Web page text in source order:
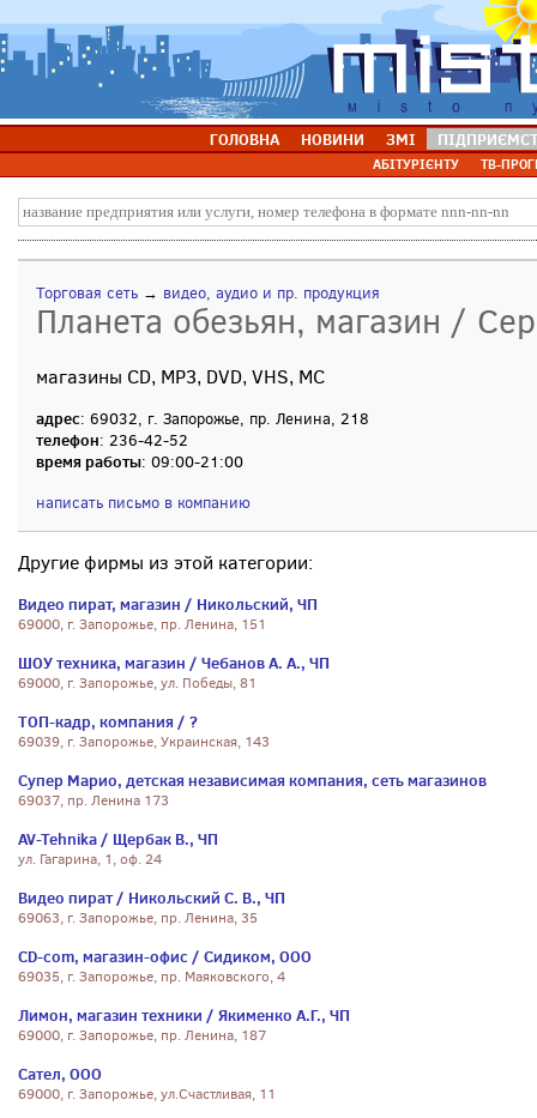
ГОЛОВНА НОВИНИ ЗМІ
АБІТУРІЄНТУ ТВ-
Торговая сеть → видео, аудио и пр. продукция
Планета обезьян, магазин /
магазины CD, MP3, DVD, VHS, MC
адрес: 69032, г. Запорожье, пр. Ленина, 218
телефон: 236-42-52
время работы: 09:00-21:00
написать письмо в компанию
Другие фирмы из этой категории:
Видео пират, магазин / Никольский, ЧП
69000, г. Запорожье, пр. Ленина, 151
ШОУ техника, магазин / Чебанов А. А., ЧП
69000, г. Запорожье, ул. Победы, 81
ТОП-кадр, компания / ?
69039, г. Запорожье, Украинская, 143
Супер Марио, детская независимая компания, сеть магазинов
69037, пр. Ленина 173
AV-Tehnika / Щербак В., ЧП
ул. Гагарина, 1, оф. 24
Видео пират / Никольский С. В., ЧП
69063, г. Запорожье, пр. Ленина, 35
CD-com, магазин-офис / Сидиком, ООО
69035, г. Запорожье, пр. Маяковского, 4
Лимон, магазин техники / Якименко А.Г., ЧП
69000, г. Запорожье, пр. Ленина, 187
Сател, ООО
69000, г. Запорожье, ул.Счастливая, 11